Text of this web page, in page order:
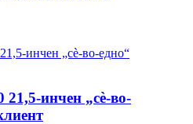
21,5-инчен „сè-во-